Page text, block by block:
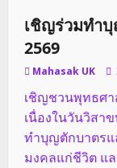
สา
เข้า
เนื่
ใน
วิส
ปี
พ.
1 minute
เชิญร่วมทำ
2569
Mahasak UK
เชิญชวนพุทธศ
เนื่องในวันวิสา
ทำบุญตักบาตรแ
มงคลแก่ชีวิต แ